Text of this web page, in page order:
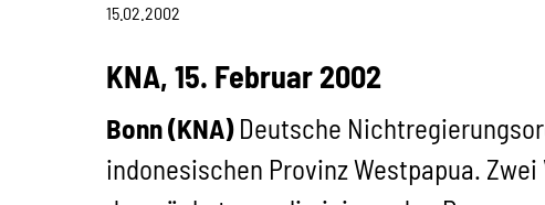
15.02.2002
KNA, 15. Februar 2002
Bonn (KNA)Deutsche
indonesischen Provinz Westpapua.